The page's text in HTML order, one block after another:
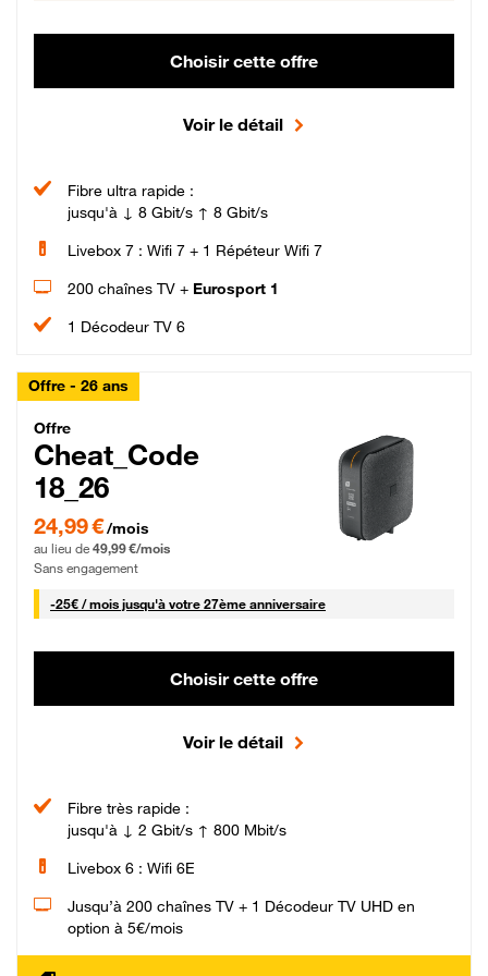
Choisir cette offre
Voir le détail
Fibre ultra rapide :
jusqu'à ↓ 8 Gbit/s ↑ 8 Gbit/s
Livebox 7 : Wifi 7 + 1 Répéteur Wifi 7
200 chaînes TV + Eurosport 1
1 Décodeur TV 6
Offre - 26 ans
Cheat_Code Fibre_18_26
Offre
Cheat_Code
18_26
24,99 € par mois pendant 0 mois puis 49,99 € par mois, Sans engagement
24,99 €/mois
au lieu de 49,99 €/mois
Sans engagement
-25€ / mois25 € par mois
jusqu'à votre 27ème anniversaire
Choisir cette offre
Voir le détail
Fibre très rapide :
jusqu'à ↓ 2 Gbit/s ↑ 800 Mbit/s
Livebox 6 : Wifi 6E
Jusqu’à 200 chaînes TV + 1 Décodeur TV UHD en
option à 5€/mois